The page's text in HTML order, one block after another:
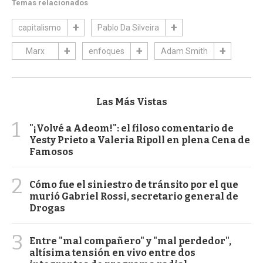
Temas relacionados
capitalismo Pablo Da Silveira
Marx enfoques Adam Smith
Las Más Vistas
1
"¡Volvé a Adeom!": el filoso comentario de
Yesty Prieto a Valeria Ripoll en plena Cena de
Famosos
2
Cómo fue el siniestro de tránsito por el que
murió Gabriel Rossi, secretario general de
Drogas
3
Entre "mal compañero" y "mal perdedor",
altísima tensión en vivo entre dos